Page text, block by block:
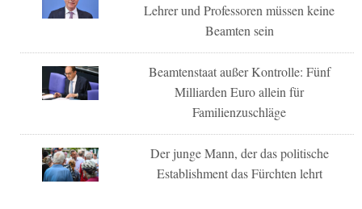
Lehrer und Professoren müssen keine
Beamten sein
Beamtenstaat außer Kontrolle: Fünf
Milliarden Euro allein für
Familienzuschläge
Der junge Mann, der das politische
Establishment das Fürchten lehrt